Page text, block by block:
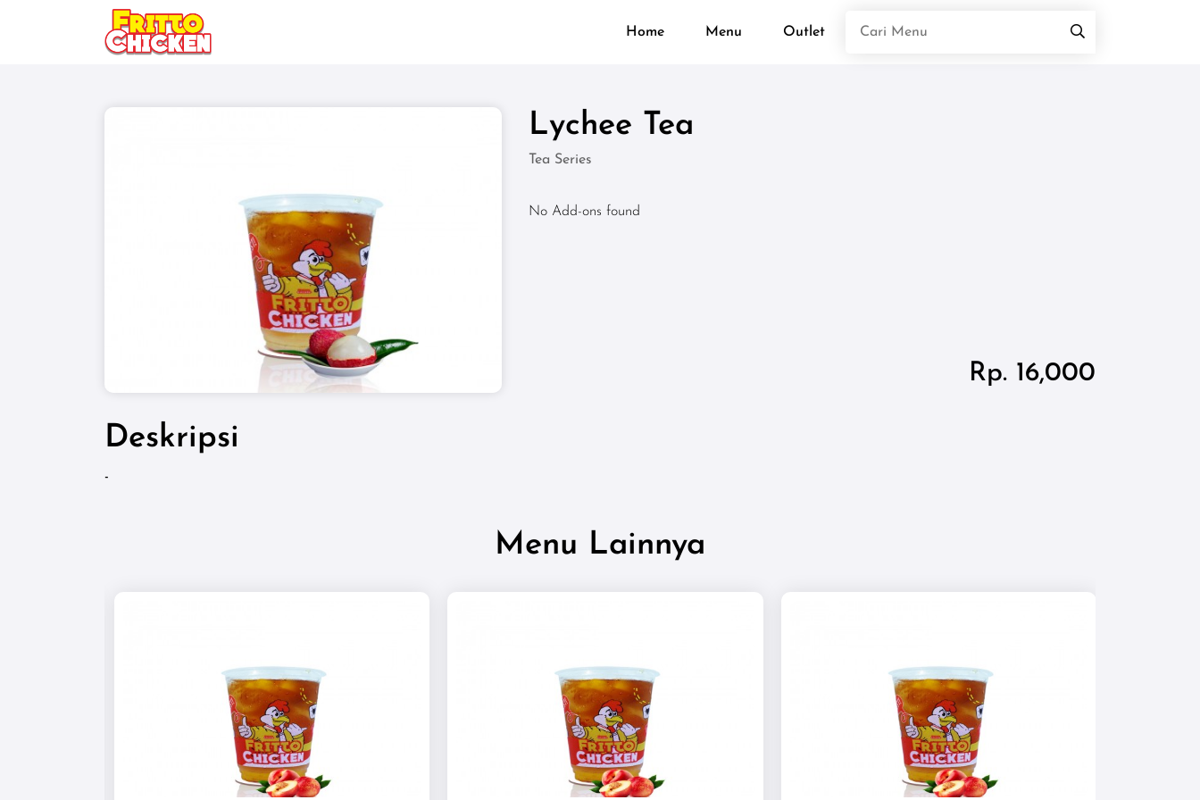
Home Menu Outlet
Lychee Tea
Tea Series
No Add-ons found
Rp. 16,000
Deskripsi
-
Menu Lainnya